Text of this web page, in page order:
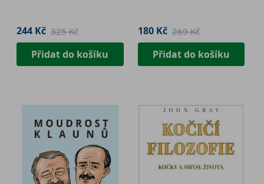
244 Kč 325 Kč
Přidat do košíku
180 Kč 269 Kč
Přidat do košíku